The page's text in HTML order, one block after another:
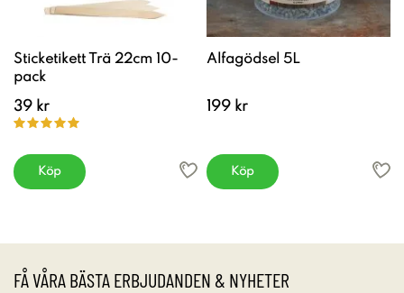
Sticketikett Trä 22cm 10-
pack
39 kr
Köp
Alfagödsel 5L
199 kr
Köp
FÅ VÅRA BÄSTA ERBJUDANDEN & NYHETER